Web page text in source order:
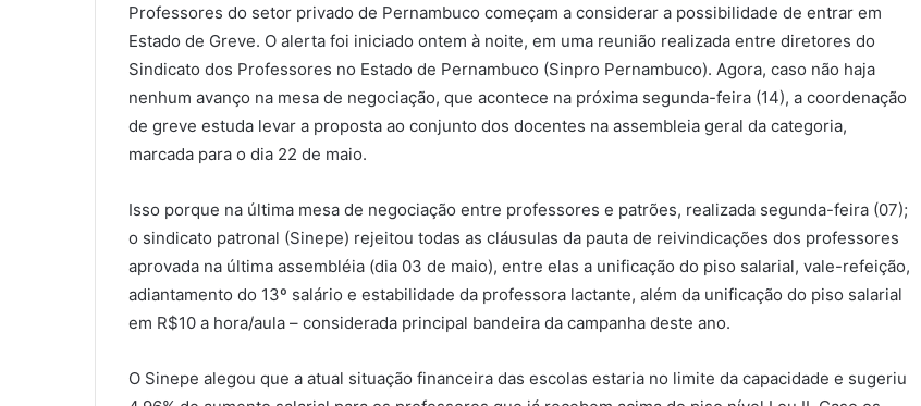
Professores do setor privado de Pernambuco começam a considerar a possibilidade de entrar em
Estado de Greve. O alerta foi iniciado ontem à noite, em uma reunião realizada entre diretores do
Sindicato dos Professores no Estado de Pernambuco (Sinpro Pernambuco). Agora, caso não haja
nenhum avanço na mesa de negociação, que acontece na próxima segunda-feira (14), a coordenação
de greve estuda levar a proposta ao conjunto dos docentes na assembleia geral da categoria,
marcada para o dia 22 de maio.
Isso porque na última mesa de negociação entre professores e patrões, realizada segunda-feira (07);
o sindicato patronal (Sinepe) rejeitou todas as cláusulas da pauta de reivindicações dos professores
aprovada na última assembléia (dia 03 de maio), entre elas a unificação do piso salarial, vale-refeição,
adiantamento do 13º salário e estabilidade da professora lactante, além da unificação do piso salarial
em R$10 a hora/aula – considerada principal bandeira da campanha deste ano.
O Sinepe alegou que a atual situação financeira das escolas estaria no limite da capacidade e sugeriu